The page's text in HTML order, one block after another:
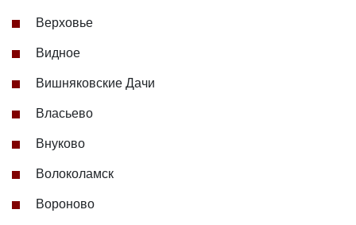
Верховье
Видное
Вишняковские Дачи
Власьево
Внуково
Волоколамск
Вороново